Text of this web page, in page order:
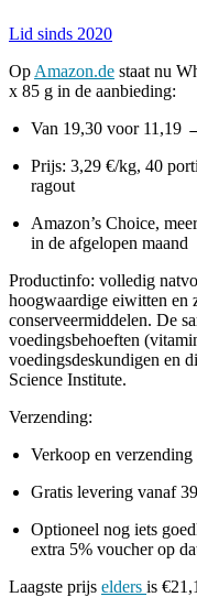
Lid sinds 2020
Op Amazon.de staat nu
x 85 g in de aanbieding:
Van 19,30 voor 11,19
Prijs: 3,29 €/kg, 40
ragout
Amazon’s Choice,
in de afgelopen maand
Productinfo: volledig
hoogwaardige eiwitten en
conserveermiddelen. De
voedingsbehoeften
voedingsdeskundigen en
Science Institute.
Verzending:
Verkoop en
Gratis levering vanaf
Optioneel nog iets
extra 5% voucher op
Laagste prijs elders is